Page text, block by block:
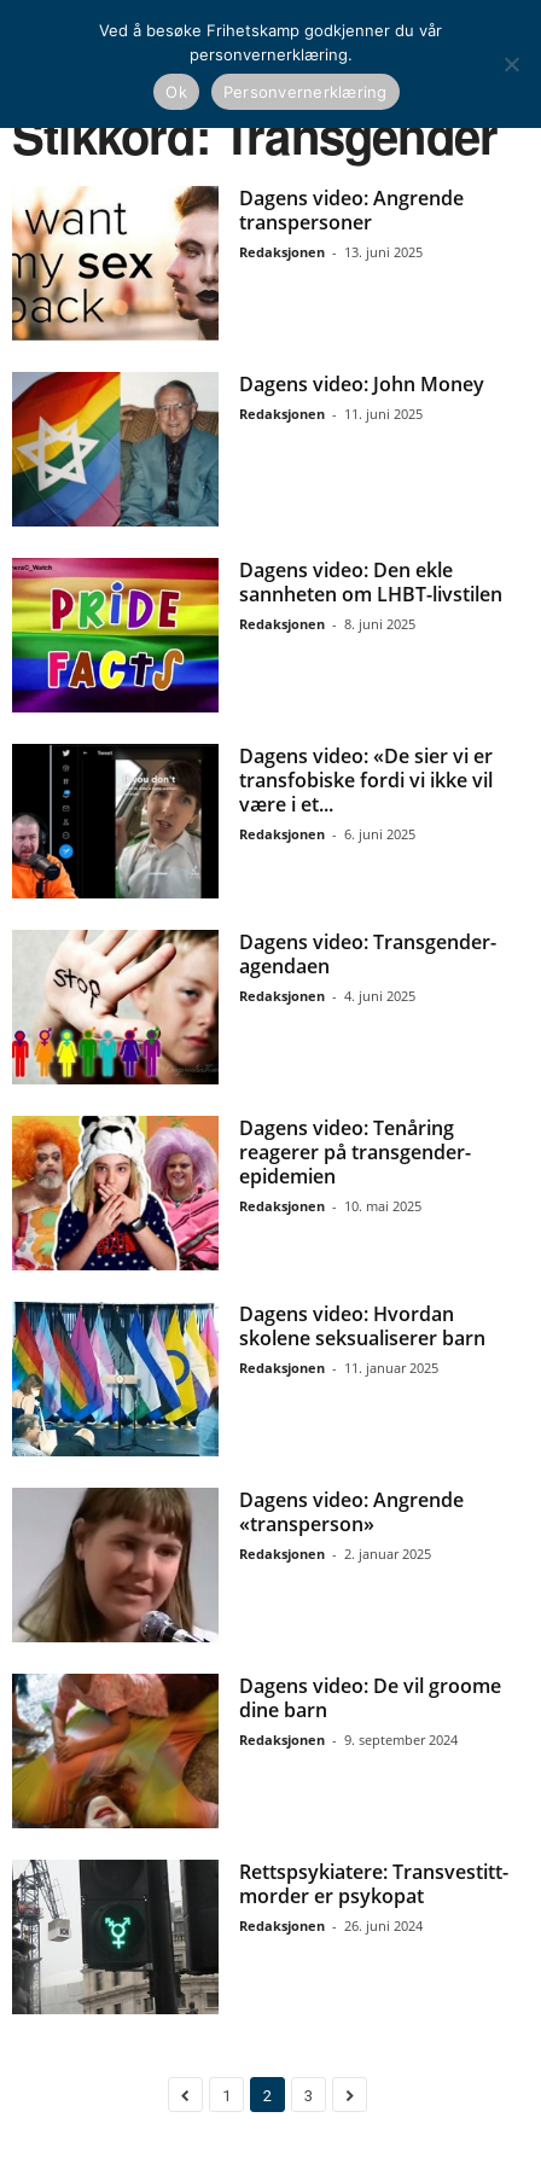
Transgender
Stikkord: Transgender
Dagens video: Angrende
transpersoner
Redaksjonen - 13. juni 2025
Dagens video: John Money
Redaksjonen - 11. juni 2025
Dagens video: Den ekle
sannheten om LHBT-livstilen
Redaksjonen - 8. juni 2025
Dagens video: «De sier vi er
transfobiske fordi vi ikke vil
være i et...
Redaksjonen - 6. juni 2025
Dagens video: Transgender-
agendaen
Redaksjonen - 4. juni 2025
Dagens video: Tenåring
reagerer på transgender-
epidemien
Redaksjonen - 10. mai 2025
Dagens video: Hvordan
skolene seksualiserer barn
Redaksjonen - 11. januar 2025
Dagens video: Angrende
«transperson»
Redaksjonen - 2. januar 2025
Dagens video: De vil groome
dine barn
Redaksjonen - 9. september 2024
Rettspsykiatere: Transvestitt-
morder er psykopat
Redaksjonen - 26. juni 2024
1 2 3
Ved å besøke Frihetskamp godkjenner du vår
personvernerklæring.
Ok
Personvernerklæring